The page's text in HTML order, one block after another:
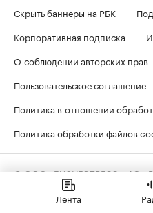
Скрыть баннеры на РБК
Корпоративная подписка
О соблюдении авторских прав
Пользовательское соглашение
Политика в отношении
Политика обработки файлов
© ООО «БИЗНЕСПРЕСС», АО
. Сообщения и
агентства «РБК»
массовой информации
Лента